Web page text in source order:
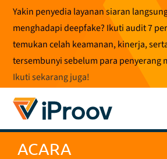
Loncat
konten
Yakin penyedia layanan siaran
menghadapi deepfake? Ikuti audit 7
temukan celah keamanan, kinerja,
tersembunyi sebelum para penyerang
Ikuti sekarang juga!
ACARA